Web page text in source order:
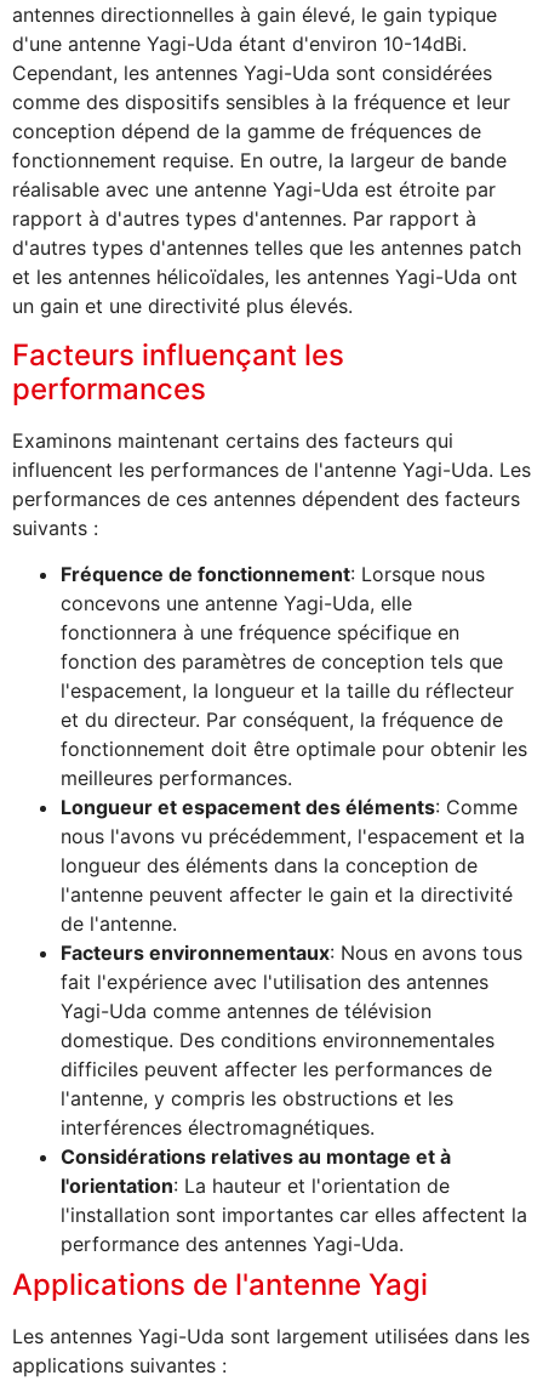
antennes directionnelles à gain élevé, le gain typique
d'une antenne Yagi-Uda étant d'environ 10-14dBi.
Cependant, les antennes Yagi-Uda sont considérées
comme des dispositifs sensibles à la fréquence et leur
conception dépend de la gamme de fréquences de
fonctionnement requise. En outre, la largeur de bande
réalisable avec une antenne Yagi-Uda est étroite par
rapport à d'autres types d'antennes. Par rapport à
d'autres types d'antennes telles que les antennes patch
et les antennes hélicoïdales, les antennes Yagi-Uda ont
un gain et une directivité plus élevés.
Facteurs influençant les
performances
Examinons maintenant certains des facteurs qui
influencent les performances de l'antenne Yagi-Uda. Les
performances de ces antennes dépendent des facteurs
suivants :
Fréquence de fonctionnement: Lorsque nous
concevons une antenne Yagi-Uda, elle
fonctionnera à une fréquence spécifique en
fonction des paramètres de conception tels que
l'espacement, la longueur et la taille du réflecteur
et du directeur. Par conséquent, la fréquence de
fonctionnement doit être optimale pour obtenir les
meilleures performances.
Longueur et espacement des éléments: Comme
nous l'avons vu précédemment, l'espacement et la
longueur des éléments dans la conception de
l'antenne peuvent affecter le gain et la directivité
de l'antenne.
Facteurs environnementaux: Nous en avons tous
fait l'expérience avec l'utilisation des antennes
Yagi-Uda comme antennes de télévision
domestique. Des conditions environnementales
difficiles peuvent affecter les performances de
l'antenne, y compris les obstructions et les
interférences électromagnétiques.
Considérations relatives au montage et à
l'orientation: La hauteur et l'orientation de
l'installation sont importantes car elles affectent la
performance des antennes Yagi-Uda.
Applications de l'antenne Yagi
Les antennes Yagi-Uda sont largement utilisées dans les
applications suivantes :